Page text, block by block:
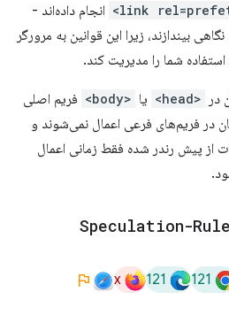
انجام داده‌اند -
بیندازند، زیرا این قوانین به مرورگر
شما را مدیریت کند.
در <head> یا <body>
فریم اصلی
در فریم‌های فرعی اعمال نمی‌شوند و
پیش رندر شده فقط زمانی اعمال
Speculation-
121
121
x